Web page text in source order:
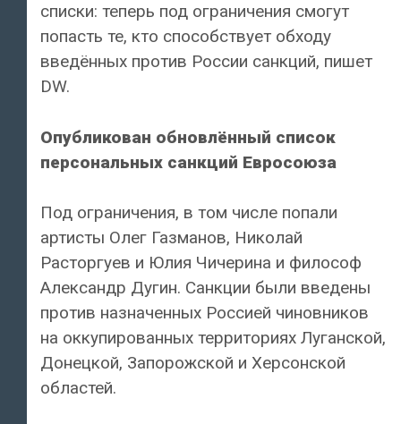
списки: теперь под ограничения смогут
попасть те, кто способствует обходу
введённых против России санкций, пишет
DW.
Опубликован обновлённый список
персональных санкций Евросоюза
Под ограничения, в том числе попали
артисты Олег Газманов, Николай
Расторгуев и Юлия Чичерина и философ
Александр Дугин. Санкции были введены
против назначенных Россией чиновников
на оккупированных территориях Луганской,
Донецкой, Запорожской и Херсонской
областей.